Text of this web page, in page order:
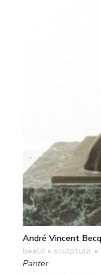
André Vincent
beeld • sculptuur
Panter